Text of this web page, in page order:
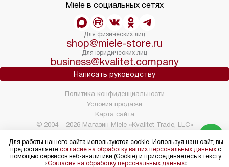
Miele в социальных сетях
Для физических лиц
shop@miele-store.ru
Для юридических лиц
business@kvalitet.company
Написать руководству
© 2004 – 2026 Магазин Miele «Kvalitet Trade, LLC»
Политика конфиденциальности
Условия продажи
Карта сайта
Для работы нашего сайта используются cookie. Используя наш сайт, вы
предоставляете согласие на обработку ваших персональных данных с
помощью сервисов веб-аналитики (Cookie) и присоединяетесь к тексту
«Согласия на обработку персональных данных»